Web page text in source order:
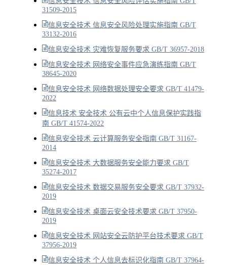
31509-2015
信息安全技术 信息安全风险处理实施指南 GB/T
33132-2016
信息安全技术 灾难恢复服务要求 GB/T 36957-2018
信息安全技术 网络安全事件应急演练指南 GB/T
38645-2020
信息安全技术 网络数据处理安全要求 GB/T 41479-
2022
信息技术 安全技术 公有云中个人信息保护实践指
南 GB/T 41574-2022
信息安全技术 云计算服务安全指南 GB/T 31167-
2014
信息安全技术 大数据服务安全能力要求 GB/T
35274-2017
信息安全技术 数据交易服务安全要求 GB/T 37932-
2019
信息安全技术 桌面云安全技术要求 GB/T 37950-
2019
信息安全技术 网站安全云防护平台技术要求 GB/T
37956-2019
信息安全技术 个人信息去标识化指南 GB/T 37964-